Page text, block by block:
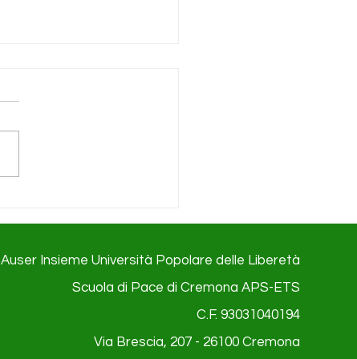
Auser Insieme Università Popolare delle Liberetà
Scuola di Pace di Cremona APS-ETS
C.F. 93031040194
Via Brescia, 207 - 26100 Cremona